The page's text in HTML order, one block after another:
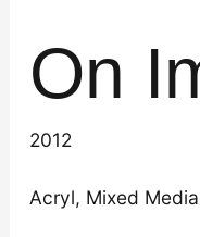
On
2012
Acryl, Mixed